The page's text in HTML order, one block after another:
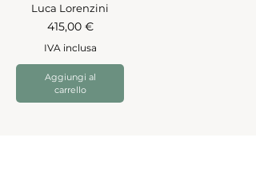
Luca Lorenzini
Prezzo
415,00 €
IVA inclusa
Aggiungi al
carrello